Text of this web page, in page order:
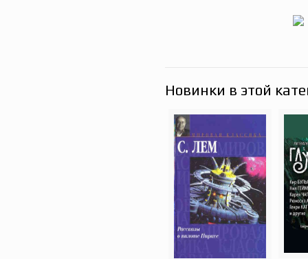
Новинки в этой